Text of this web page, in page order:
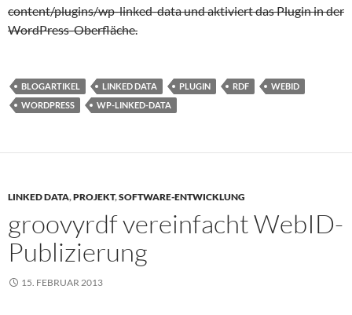
content/plugins/wp-linked-data und aktiviert das Plugin in der
WordPress-Oberfläche.
BLOGARTIKEL LINKED DATA PLUGIN RDF
WEBID
WORDPRESS
WP-LINKED-DATA
LINKED DATA,PROJEKT,SOFTWARE-ENTWICKLUNG
groovyrdf vereinfacht WebID-
Publizierung
15. FEBRUAR 2013